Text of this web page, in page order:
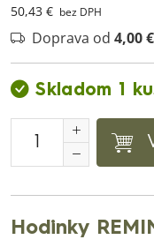
50,43 € bez DPH
Doprava od 4,00 €
Skladom 1
Hodinky